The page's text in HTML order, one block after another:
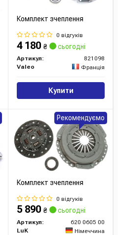
Комплект зчеплення
0 відгуків
4 180 ₴ сьогодні
Артикул:
821098
Valeo
Франція
Купити
Комплект зчеплення
0 відгуків
5 890 ₴ сьогодні
Артикул:
620 0605 00
LuK
Німеччина
Рекомендуємо